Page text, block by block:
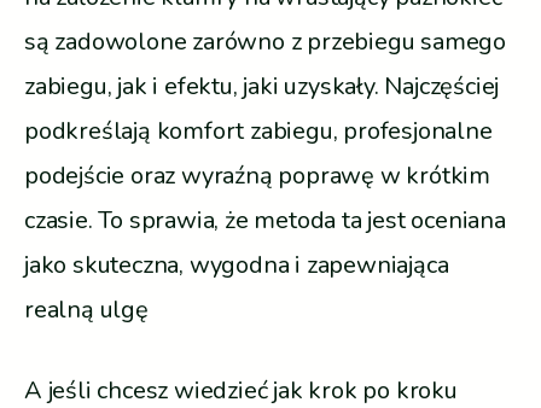
są zadowolone zarówno z przebiegu samego
zabiegu, jak i efektu, jaki uzyskały. Najczęściej
podkreślają komfort zabiegu, profesjonalne
podejście oraz wyraźną poprawę w krótkim
czasie. To sprawia, że metoda ta jest oceniana
jako skuteczna, wygodna i zapewniająca
realną ulgę
A jeśli chcesz wiedzieć jak krok po kroku